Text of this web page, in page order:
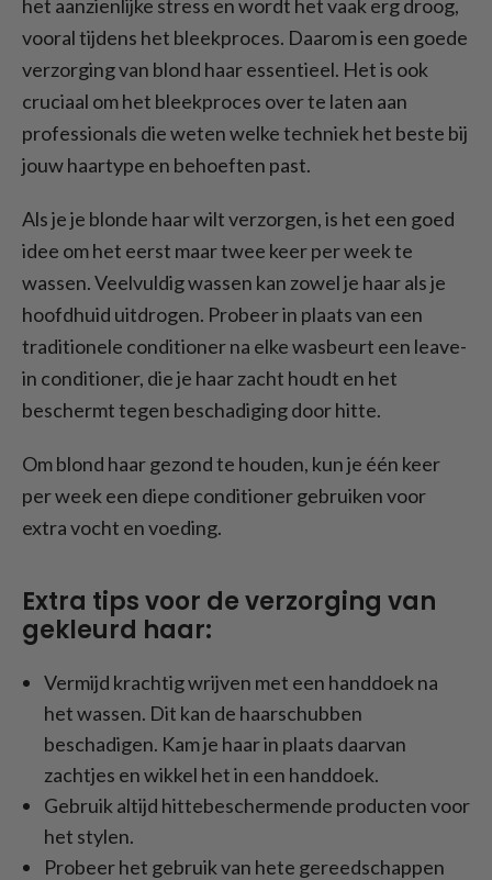
het aanzienlijke stress en wordt het vaak erg droog,
vooral tijdens het bleekproces. Daarom is een goede
verzorging van blond haar essentieel. Het is ook
cruciaal om het bleekproces over te laten aan
professionals die weten welke techniek het beste bij
jouw haartype en behoeften past.
Als je je blonde haar wilt verzorgen, is het een goed
idee om het eerst maar twee keer per week te
wassen. Veelvuldig wassen kan zowel je haar als je
hoofdhuid uitdrogen. Probeer in plaats van een
traditionele conditioner na elke wasbeurt een leave-
in conditioner, die je haar zacht houdt en het
beschermt tegen beschadiging door hitte.
Om blond haar gezond te houden, kun je één keer
per week een diepe conditioner gebruiken voor
extra vocht en voeding.
Extra tips voor de verzorging van
gekleurd haar:
Vermijd krachtig wrijven met een handdoek na
het wassen. Dit kan de haarschubben
beschadigen. Kam je haar in plaats daarvan
zachtjes en wikkel het in een handdoek.
Gebruik altijd hittebeschermende producten voor
het stylen.
Probeer het gebruik van hete gereedschappen